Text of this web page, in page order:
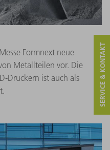
Formnext neue
Metallteilen vor. Die
Druckern ist auch als
SERVICE & KONTAKT